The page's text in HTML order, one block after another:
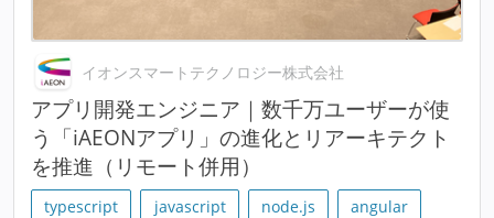
イオンスマートテクノロジー株式会社
アプリ開発エンジニア｜数千万ユーザーが使
う「iAEONアプリ」の進化とリアーキテクト
を推進（リモート併用）
typescript javascript node.js
angular